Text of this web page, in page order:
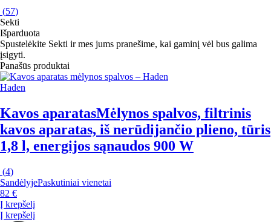
(57)
Sekti
Išparduota
Spustelėkite Sekti ir mes jums pranešime, kai gaminį vėl bus galima
įsigyti.
Panašūs produktai
Haden
Kavos aparatasMėlynos spalvos, filtrinis
kavos aparatas, iš nerūdijančio plieno, tūris
1,8 l, energijos sąnaudos 900 W
(4)
SandėlyjePaskutiniai vienetai
82 €
Į krepšelį
Į krepšelį